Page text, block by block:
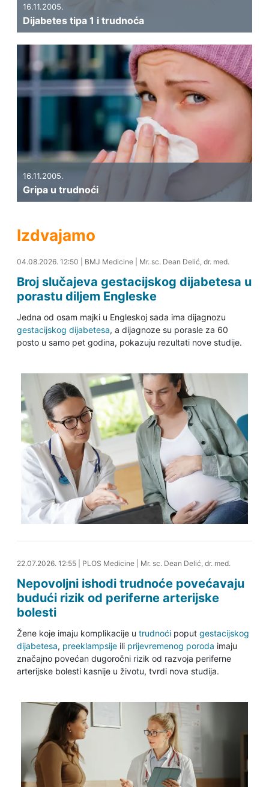
16.11.2005.
Dijabetes tipa 1 i trudnoća
16.11.2005.
Gripa u trudnoći
Izdvajamo
04.08.2026. 14:23
04.08.2026. 12:50 BMJ Medicine| Mr. sc. Dean Delić, dr. med.
Broj slučajeva gestacijskog dijabetesa u
porastu diljem Engleske
Jedna od osam majki u Engleskoj sada ima dijagnozu
gestacijskog dijabetesa, a dijagnoze su porasle za 60
posto u samo pet godina, pokazuju rezultati nove studije.
22.07.2026. 13:34
22.07.2026. 12:55| PLOS Medicine| Mr. sc. Dean Delić, dr. med.
Nepovoljni ishodi trudnoće povećavaju
budući rizik od periferne arterijske
bolesti
Žene koje imaju komplikacije u trudnoćipoput gestacijskog
dijabetesa, preeklampsijeili prijevremenog poroda imaju
značajno povećan dugoročni rizik od razvoja periferne
arterijske bolesti kasnije u životu, tvrdi nova studija.